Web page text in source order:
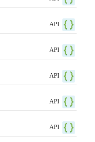
API
API
API
API
API